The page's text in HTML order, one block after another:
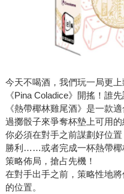
今天不喝酒，我們玩一局更上
《Pina Coladice》開搖！誰
《熱帶椰林雞尾酒》是一款
過擲骰子來爭奪杯墊上可用的
你必須在對手之前謀劃好位
勝利……或者完成一杯熱帶椰
策略佈局，搶占先機！
在對手出手之前，策略性地
的位置。